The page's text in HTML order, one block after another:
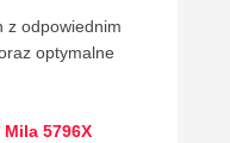
z odpowiednim
optymalne
5796X